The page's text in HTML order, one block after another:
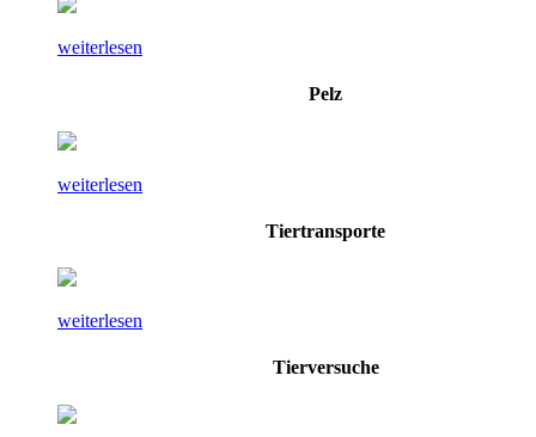
weiterlesen
Pelz
weiterlesen
Tiertransporte
weiterlesen
Tierversuche